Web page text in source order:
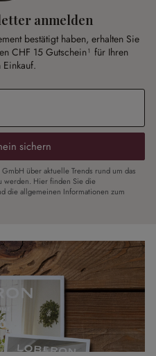
anmelden
bestätigt haben, erhalten Sie
CHF 15 Gutschein¹ für Ihren
Einkauf.
sichern
über aktuelle Trends rund um das
werden. Hier finden Sie die
die allgemeinen Informationen zum